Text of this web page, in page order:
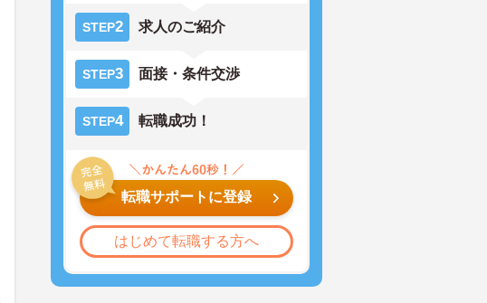
STEP2 求人のご紹介
STEP3 面接・条件交渉
STEP4 転職成功！
転職サポートに登録
はじめて転職する方へ